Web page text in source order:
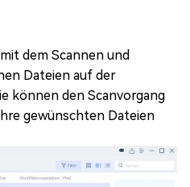
dem Scannen und
Dateien auf der
können den Scanvorgang
gewünschten Dateien